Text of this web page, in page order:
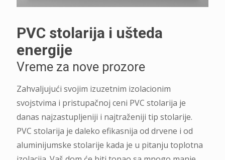
PVC stolarija i ušteda
energije
Vreme za nove prozore
Zahvaljujući svojim izuzetnim izolacionim
svojstvima i pristupačnoj ceni PVC stolarija je
danas najzastupljeniji i najtraženiji tip stolarije.
PVC stolarija je daleko efikasnija od drvene i od
aluminijumske stolarije kada je u pitanju toplotna